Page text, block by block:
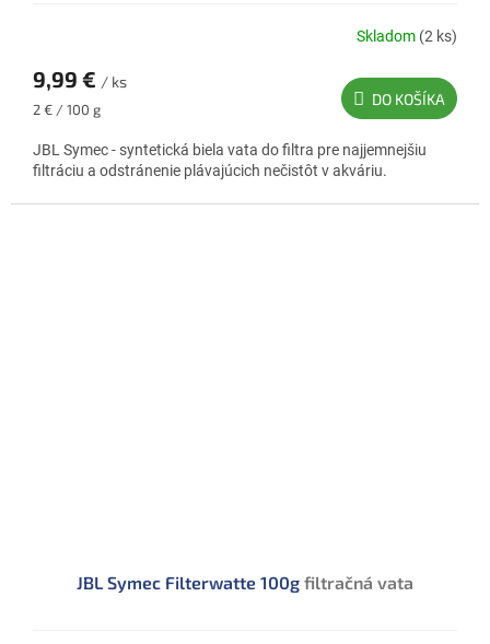
Skladom (2 ks)
9,99 € / ks
Jednotková
2 € / 100 g
DO KOŠÍKA
JBL Symec - syntetická biela vata do filtra pre najjemnejšiu
filtráciu a odstránenie plávajúcich nečistôt v akváriu.
JBL Symec Filterwatte 100g filtračná vata